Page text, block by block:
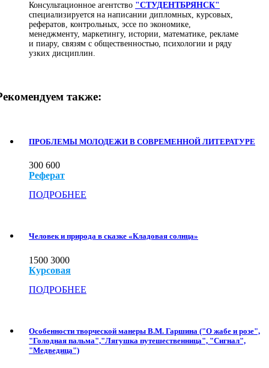
Консультационное агентство "СТУДЕНТБРЯНСК"
специализируется на написании дипломных, курсовых,
рефератов, контрольных, эссе по экономике,
менеджменту, маркетингу, истории, математике, рекламе
и пиару, связям с общественностью, психологии и ряду
узких дисциплин.
также:
ПРОБЛЕМЫ МОЛОДЕЖИ В СОВРЕМЕННОЙ ЛИТЕРАТУРЕ
300 600
Реферат
ПОДРОБНЕЕ
Человек и природа в сказке «Кладовая солнца»
1500 3000
Курсовая
ПОДРОБНЕЕ
Особенности творческой манеры В.М. Гаршина ("О жабе и розе",
"Голодная пальма","Лягушка путешественница", "Сигнал",
"Медведица")